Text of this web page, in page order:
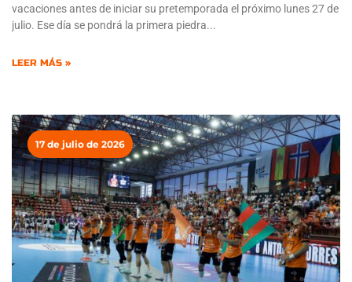
vacaciones antes de iniciar su pretemporada el próximo lunes 27 de
julio. Ese día se pondrá la primera piedra
LEER MÁS »
17 de julio de 2026